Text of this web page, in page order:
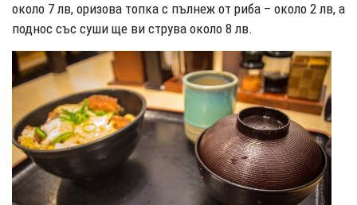
около 7 лв, оризова топка с пълнеж от риба – около 2 лв, а
поднос със суши ще ви струва около 8 лв.